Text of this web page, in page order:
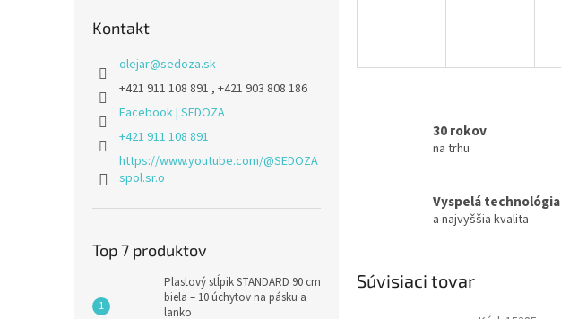
Kontakt
olejar@sedoza.sk
+421 911 108 891 , +421 903 808 186
Facebook | SEDOZA
+421 911 108 891
https://www.youtube.com/@SEDOZA
spol.sr.o
Top 7 produktov
Plastový stĺpik STANDARD 90 cm
biela – 10 úchytov na pásku a
lanko
30 rokov
na trhu
Vyspelá technológia
a najvyššia kvalita
Súvisiaci tovar